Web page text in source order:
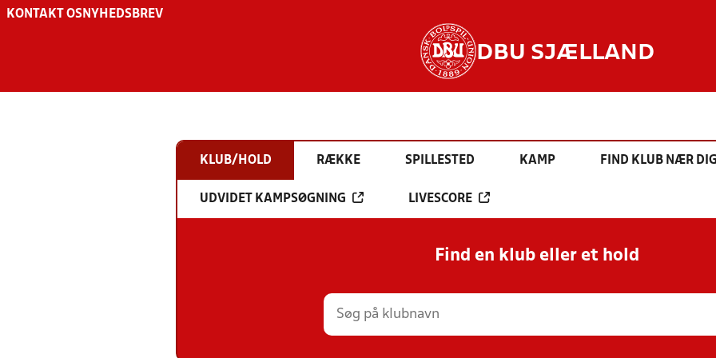
KONTAKT OS NYHEDSBREV
DBU SJÆLLAND
KLUB/HOLD RÆKKE SPILLESTED KAMP FIND KLUB NÆR
UDVIDET KAMPSØGNING LIVESCORE
Find en klub eller et hold